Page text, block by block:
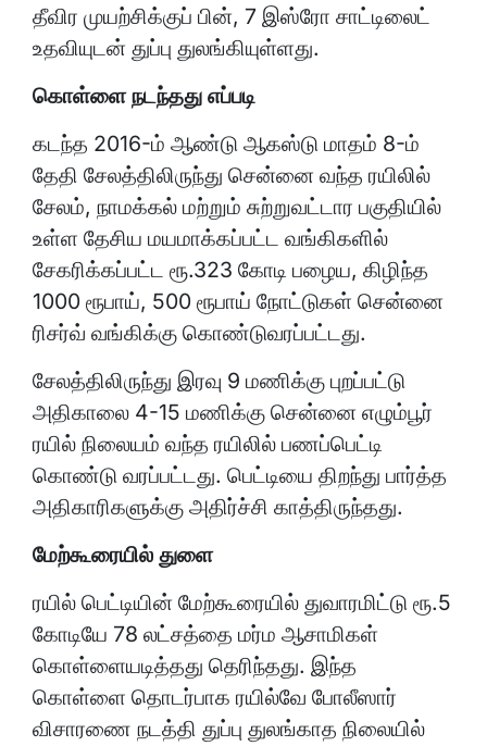
தீவிர முயற்சிக்குப் பின், 7 இஸ்ரோ சாட்டிலைட்
உதவியுடன் துப்பு துலங்கியுள்ளது.
கொள்ளை நடந்தது எப்படி
கடந்த 2016-ம் ஆண்டு ஆகஸ்டு மாதம் 8-ம்
தேதி சேலத்திலிருந்து சென்னை வந்த ரயிலில்
சேலம், நாமக்கல் மற்றும் சுற்றுவட்டார பகுதியில்
உள்ள தேசிய மயமாக்கப்பட்ட வங்கிகளில்
சேகரிக்கப்பட்ட ரூ.323 கோடி பழைய, கிழிந்த
1000 ரூபாய், 500 ரூபாய் நோட்டுகள் சென்னை
ரிசர்வ் வங்கிக்கு கொண்டுவரப்பட்டது.
சேலத்திலிருந்து இரவு 9 மணிக்கு புறப்பட்டு
அதிகாலை 4-15 மணிக்கு சென்னை எழும்பூர்
ரயில் நிலையம் வந்த ரயிலில் பணப்பெட்டி
கொண்டு வரப்பட்டது. பெட்டியை திறந்து பார்த்த
அதிகாரிகளுக்கு அதிர்ச்சி காத்திருந்தது.
மேற்கூரையில் துளை
ரயில் பெட்டியின் மேற்கூரையில் துவாரமிட்டு ரூ.5
கோடியே 78 லட்சத்தை மர்ம ஆசாமிகள்
கொள்ளையடித்தது தெரிந்தது. இந்த
கொள்ளை தொடர்பாக ரயில்வே போலீஸார்
விசாரணை நடத்தி துப்பு துலங்காத நிலையில்